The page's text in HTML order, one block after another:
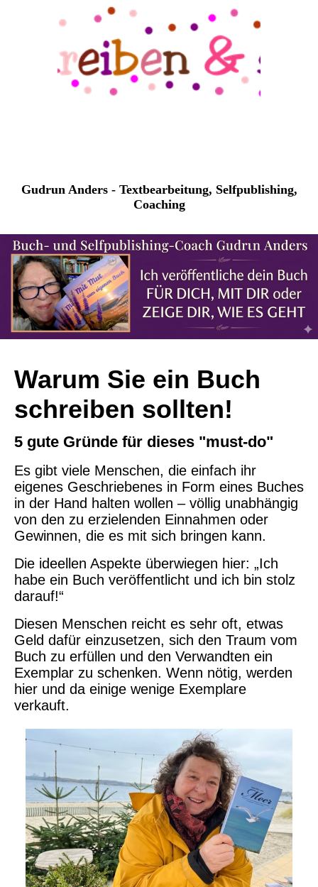
Gudrun Anders - Textbearbeitung, Selfpublishing,
Coaching
Warum Sie ein Buch
schreiben sollten!
5 gute Gründe für dieses "must-do"
Es gibt viele Menschen, die einfach ihr
eigenes Geschriebenes in Form eines Buches
in der Hand halten wollen – völlig unabhängig
von den zu erzielenden Einnahmen oder
Gewinnen, die es mit sich bringen kann.
Die ideellen Aspekte überwiegen hier: „Ich
habe ein Buch veröffentlicht und ich bin stolz
darauf!“
Diesen Menschen reicht es sehr oft, etwas
Geld dafür einzusetzen, sich den Traum vom
Buch zu erfüllen und den Verwandten ein
Exemplar zu schenken. Wenn nötig, werden
hier und da einige wenige Exemplare
verkauft.